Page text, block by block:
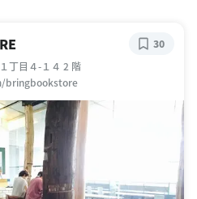
丁目４-１４ 2 階
bringbookstore
30